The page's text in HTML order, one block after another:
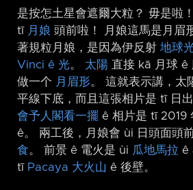
是按怎土星會遮爾大粒？ 毋是啦
tī 月娘 頭前啦！ 月娘這馬是月眉
著規粒月娘，是因為伊反射 地球
Vinci ê 光。 太陽 直接 kā 月球 ê
做一个 月眉形。 這就表示講，太
平線下底，而且這張相片是 tī 日
會予人閣看一擺 ê 相片是 tī 2019
ê。 兩工後，月娘會 ùi 日頭面頭
食。 前景 ê 電火是 ùi 瓜地馬拉 ê
tī Pacaya 大火山 ê 後壁。